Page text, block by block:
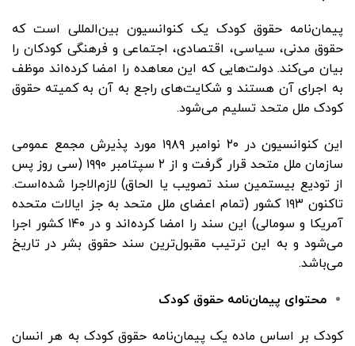
پیمان‌نامه حقوق کودک یک کنوانسیون بین‌المللی است که
حقوق مدنی، سیاسی، اقتصادی، اجتماعی و فرهنگی کودکان را
بیان می‌کند. دولت‌هایی که این معاهده را امضا کرده‌اند موظف
به اجرای آن هستند و شکایت‌های راجع به آن به کمیته حقوق
کودک ملل متحد تسلیم می‌شود.
این کنوانسیون در ۲۰ نوامبر ۱۹۸۹ مورد پذیرش مجمع عمومی
سازمان ملل متحد قرار گرفت و از ۲ سپتامبر ۱۹۹۰ (سی روز پس
از تودیع بیستمین سند تصویب یا الحاق) لازم‌الاجرا شده‌است.
تاکنون ۱۹۳ کشور (تمام اعضای ملل متحد به جز ایالات متحده
آمریکا و سومالی) این سند را امضا کرده‌اند و در ۱۴۰ کشور اجرا
می‌شود و به این ترتیب مقبول‌ترین سند حقوق بشر در تاریخ
می‌باشد.
محتوای پیمان‌نامه حقوق کودک
کودک بر اساس ماده یک پیمان‌نامه حقوق کودک به هر انسان